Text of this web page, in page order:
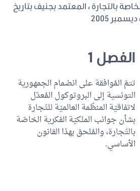
بالتجارة ، المعتمد بجنيف بتاريخ
الفصل 1
تتمّ المُوافقة على انضمام الجمهورية
التونسية إلى البروتوكول المُعدّل
لاتفاقيّة المنظّمة العالميّة للتّجارة
بشأن جوانب الملكيّة الفكرية الخاصّة
بالتّجارة، والمُلحق بهذا القانون
الأساسي.